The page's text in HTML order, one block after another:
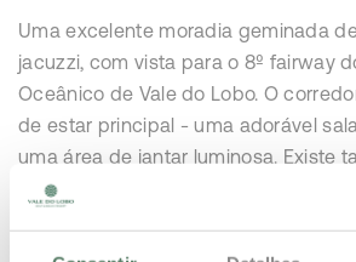
Uma excelente moradia geminada
jacuzzi, com vista para o 8º fairway
Oceânico de Vale do Lobo. O
de estar principal - uma adorável
uma área de jantar luminosa. Existe
cozinha totalmente equipada no rés
superior da moradia é composto
principal, com uma casa de banho